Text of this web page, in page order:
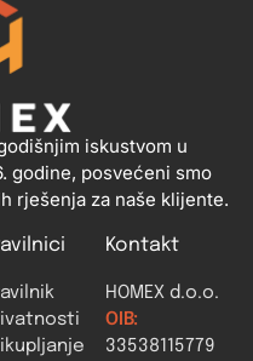
iskustvom u
godine, posvećeni smo
rješenja za naše klijente.
Kontakt
HOMEX d.o.o.
OIB:
33538115779